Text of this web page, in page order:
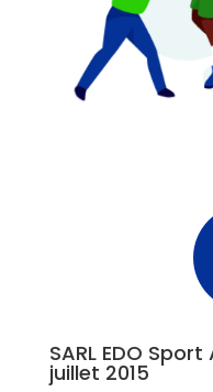
SARL EDO
juillet 2015